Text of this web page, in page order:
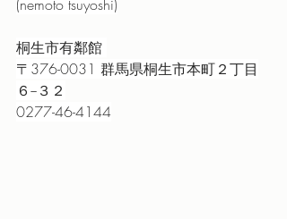
(nemoto tsuyoshi)
桐生市有鄰館
〒376-0031 群馬県桐生市本町２丁目
６−３２
0277-46-4144